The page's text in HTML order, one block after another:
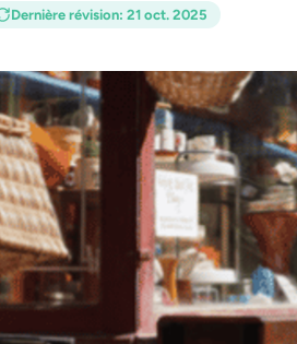
Dernière révision: 21 oct. 2025